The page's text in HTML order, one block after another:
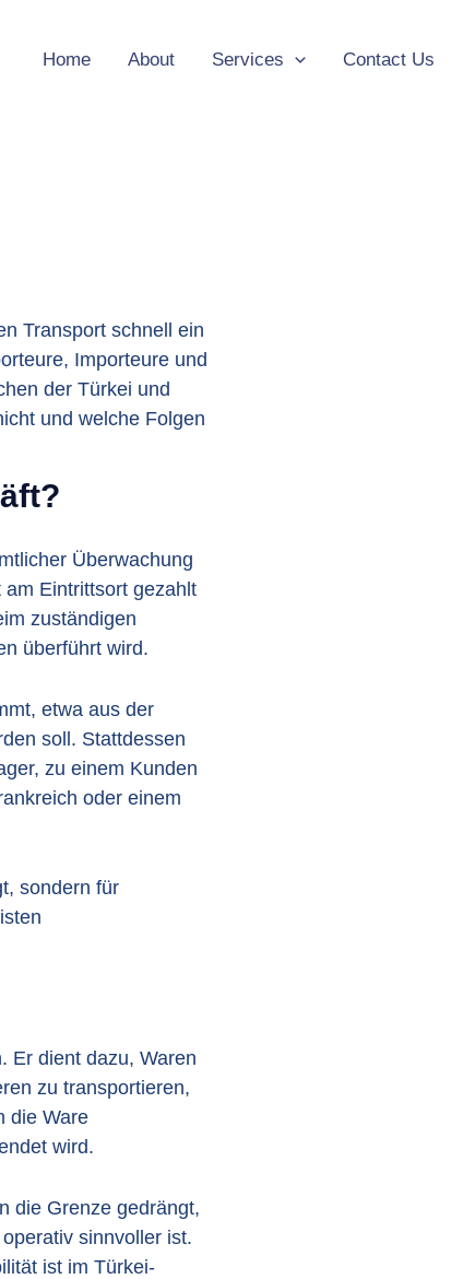
Home About Services Contact Us
Transport schnell ein
Importeure und
der Türkei und
und welche Folgen
Überwachung
Eintrittsort gezahlt
zuständigen
überführt wird.
etwa aus der
soll. Stattdessen
zu einem Kunden
oder einem
sondern für
Er dient dazu, Waren
zu transportieren,
die Ware
wird.
die Grenze gedrängt,
sinnvoller ist.
ist im Türkei-